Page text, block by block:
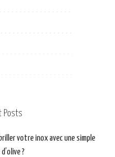
Posts
votre inox avec une simple
?